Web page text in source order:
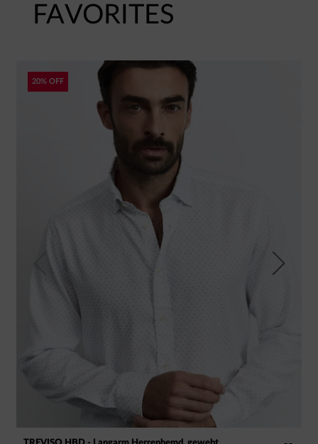
FAVORITES
20% OFF
Next